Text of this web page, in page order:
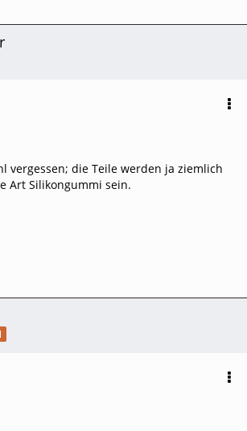
vergessen; die Teile werden ja ziemlich
Art Silikongummi sein.